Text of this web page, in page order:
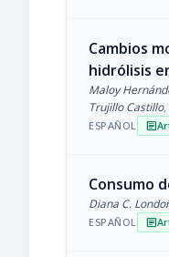
Cambios
hidrólisis
Maloy
Trujillo Castillo,
ESPAÑOL article
Consumo
Diana C.
ESPAÑOL article